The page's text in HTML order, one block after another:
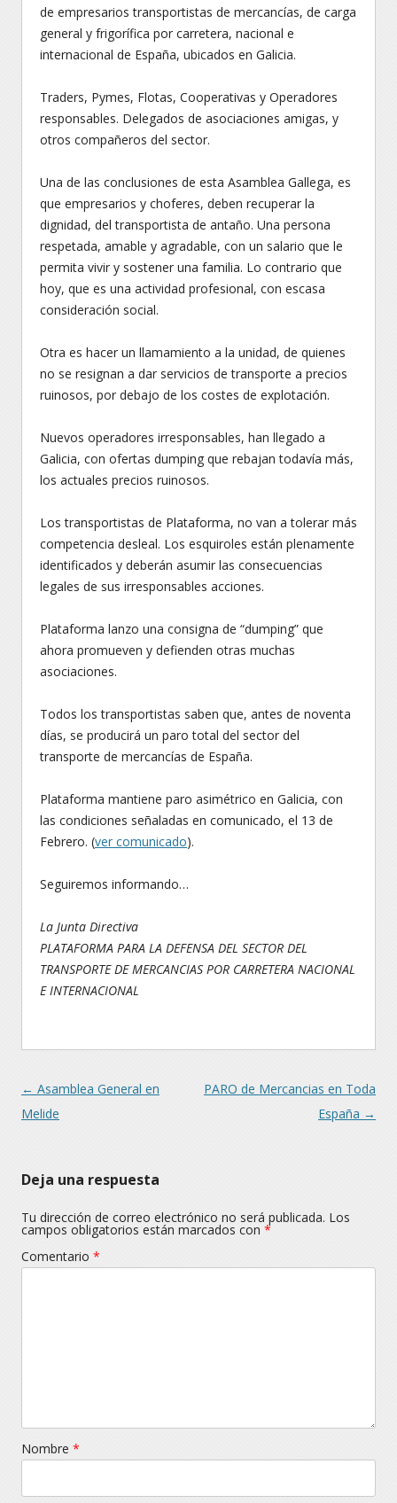
de empresarios transportistas de mercancías, de carga
general y frigorífica por carretera, nacional e
internacional de España, ubicados en Galicia.
Traders, Pymes, Flotas, Cooperativas y Operadores
responsables. Delegados de asociaciones amigas, y
otros compañeros del sector.
Una de las conclusiones de esta Asamblea Gallega, es
que empresarios y choferes, deben recuperar la
dignidad, del transportista de antaño. Una persona
respetada, amable y agradable, con un salario que le
permita vivir y sostener una familia. Lo contrario que
hoy, que es una actividad profesional, con escasa
consideración social.
Otra es hacer un llamamiento a la unidad, de quienes
no se resignan a dar servicios de transporte a precios
ruinosos, por debajo de los costes de explotación.
Nuevos operadores irresponsables, han llegado a
Galicia, con ofertas dumping que rebajan todavía más,
los actuales precios ruinosos.
Los transportistas de Plataforma, no van a tolerar más
competencia desleal. Los esquiroles están plenamente
identificados y deberán asumir las consecuencias
legales de sus irresponsables acciones.
Plataforma lanzo una consigna de “dumping” que
ahora promueven y defienden otras muchas
asociaciones.
Todos los transportistas saben que, antes de noventa
días, se producirá un paro total del sector del
transporte de mercancías de España.
Plataforma mantiene paro asimétrico en Galicia, con
las condiciones señaladas en comunicado, el 13 de
Febrero. (ver comunicado).
Seguiremos informando…
La Junta Directiva
PLATAFORMA PARA LA DEFENSA DEL SECTOR DEL
TRANSPORTE DE MERCANCIAS POR CARRETERA NACIONAL
E INTERNACIONAL
Navegación
← Asamblea General en
Melide
PARO de Mercancias en Toda
España →
Deja una respuesta
Tu dirección de correo electrónico no será publicada. Los
campos obligatorios están marcados con *
Comentario *
Nombre *